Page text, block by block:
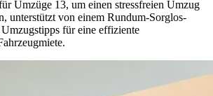
Umzüge 13, um einen stressfreien Umzug
unterstützt von einem Rundum-Sorglos-
für eine effiziente